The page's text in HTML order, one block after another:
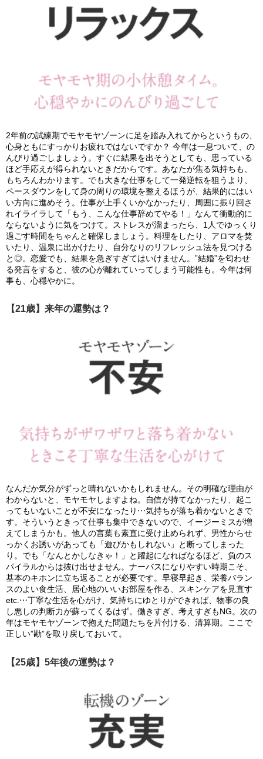
2年前の試練期でモヤモヤゾーンに足を踏み入れてからというもの、
心身ともにすっかりお疲れではないですか？ 今年は一息ついて、の
んびり過ごしましょう。すぐに結果を出そうとしても、思っている
ほど手応えが得られないときだからです。あなたが焦る気持ちも、
もちろんわかります。でも大きな仕事をして一発逆転を狙うより、
ペースダウンをして身の周りの環境を整えるほうが、結果的にはい
い方向に進めそう。仕事が上手くいかなかったり、周囲に振り回さ
れイライラして「もう、こんな仕事辞めてやる！」なんて衝動的に
ならないように気をつけて。ストレスが溜まったら、1人でゆっくり
過ごす時間をちゃんと確保しましょう。料理をしたり、アロマを焚
いたり、温泉に出かけたり、自分なりのリフレッシュ法を見つける
と◎。恋愛でも、結果を急ぎすぎてはいけません。”結婚”を匂わせ
る発言をすると、彼の心が離れていってしまう可能性も。今年は何
事も、心穏やかに。
【21歳】来年の運勢は？
なんだか気分がずっと晴れないかもしれません。その明確な理由が
わからないと、モヤモヤしますよね。自信が持てなかったり、起こ
ってもいないことが不安になったり⋯気持ちが落ち着かないときで
す。そういうときって仕事も集中できないので、イージーミスが増
えてしまうかも。他人の言葉も素直に受け止められず、男性からせ
っかくお誘いがあっても「遊びかもしれない」と断ってしまった
り。でも「なんとかしなきゃ！」と躍起になればなるほど、負のス
パイラルからは抜け出せません。ナーバスになりやすい時期こそ、
基本のキホンに立ち返ることが必要です。早寝早起き、栄養バラン
スのよい食生活、居心地のいいお部屋を作る、スキンケアを見直す
etc.⋯丁寧な生活を心がけ、気持ちにゆとりができれば、物事の良
し悪しの判断力が蘇ってくるはず。働きすぎ、考えすぎもNG。次の
年はモヤモヤゾーンで抱えた問題たちを片付ける、清算期。ここで
正しい”勘”を取り戻しておいて。
【25歳】5年後の運勢は？